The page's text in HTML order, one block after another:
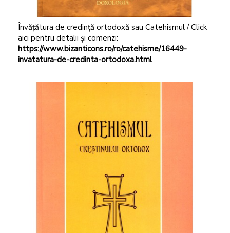
Învățătura de credință ortodoxă sau Catehismul / Click
aici pentru detalii și comenzi:
https://www.bizanticons.ro/ro/catehisme/16449-
invatatura-de-credinta-ortodoxa.html